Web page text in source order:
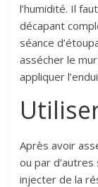
l’humidité. Il
décapant
séance
assécher le
appliquer
Après avoir
ou par
injecter de la